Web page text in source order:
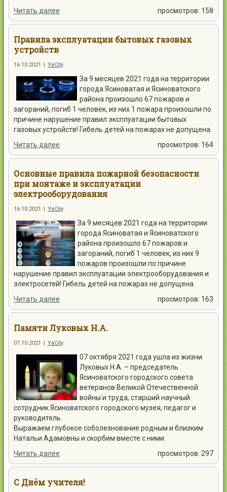
Читать далее
просмотров: 158
Правила эксплуатации бытовых газовых
устройств
16.10.2021 | YaCity
За 9 месяцев 2021 года на территории
города Ясиноватая и Ясиноватского
района произошло 67 пожаров и
загораний, погиб 1 человек, из них 1 пожара произошли по
причине нарушение правил эксплуатации бытовых
газовых устройств! Гибель детей на пожарах не допущена.
Читать далее
просмотров: 164
Основные правила пожарной безопасности
при монтаже и эксплуатации
электрооборудования
16.10.2021 | YaCity
За 9 месяцев 2021 года на территории
города Ясиноватая и Ясиноватского
района произошло 67 пожаров и
загораний, погиб 1 человек, из них 9
пожаров произошли по причине
нарушение правил эксплуатации электрооборудования и
электросетей! Гибель детей на пожарах не допущена.
Читать далее
просмотров: 163
Памяти Луковых Н.А.
07.10.2021 | YaCity
07 октября 2021 года ушла из жизни
Луковых Н.А. – председатель
Ясиноватского городского совета
ветеранов Великой Отечественной
войны и труда, старший научный
сотрудник Ясиноватского городского музея, педагог и
руководитель.
Выражаем глубокое соболезнование родным и близким
Натальи Адамовны и скорбим вместе с ними.
Читать далее
просмотров: 297
С Днём учителя!